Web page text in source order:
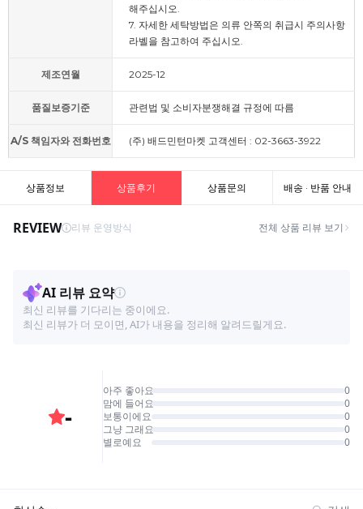
해주십시오.
7. 자세한 세탁방법은 의류 안쪽의 취급시 주의사항
라벨을 참고하여 주십시오.
제조연월 2025-12
품질보증기준 관련법 및 소비자분쟁해결 규정에 따름
A/S 책임자와 전화번호 (주) 배드민턴마켓 고객센터 : 02-3663-3922
상품정보 상품후기 상품문의 배송 · 반품 안내